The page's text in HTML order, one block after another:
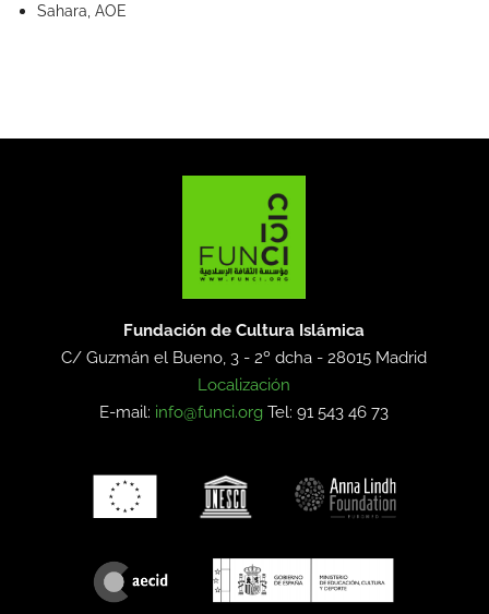
Sahara, AOE
Fundación de Cultura Islámica
C/ Guzmán el Bueno, 3 - 2º dcha -28015 Madrid
Localización
E-mail: info@funci.org Tel: 91 543 46 73